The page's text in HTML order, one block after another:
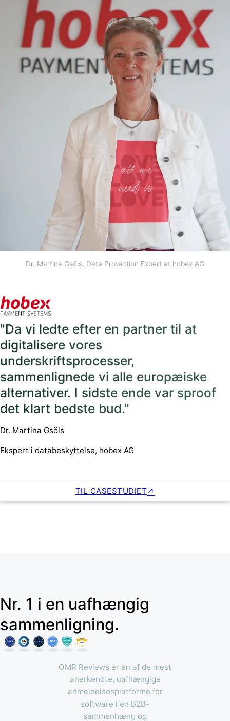
Dr. Martina Gsöls, Data Protection Expert at hobex AG
"Da vi ledte efter en partner til at
digitalisere vores
underskriftsprocesser,
sammenlignede vi alle europæiske
alternativer. I sidste ende var sproof
det klart bedste bud."
Dr. Martina Gsöls
Ekspert i databeskyttelse, hobex AG
TIL CASESTUDIET
Nr. 1 i en uafhængig
sammenligning.
OMR Reviews er en af de mest
anerkendte, uafhængige
anmeldelsesplatforme for
software i en B2B-
sammenhæng og